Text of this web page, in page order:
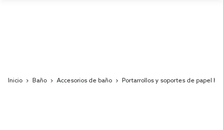
Inicio Baño Accesorios de baño Portarrollos y soportes de papel